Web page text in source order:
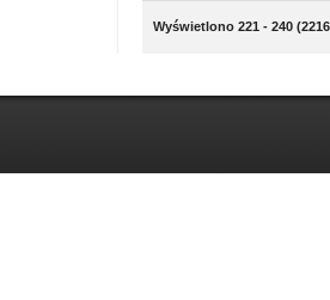
Wyświetlono 221 - 240